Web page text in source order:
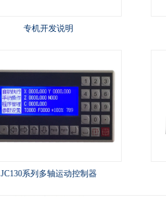
专机开发说明
JC130系列多轴运动控制器